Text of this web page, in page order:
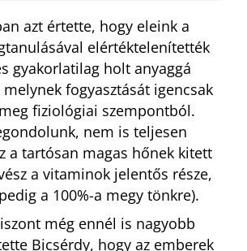
azt értette, hogy eleink a
elértéktelenítették
gyakorlatilag holt anyaggá
fogyasztását igencsak
fiziológiai szempontból.
nem is teljesen
a tartósan magas hőnek kitett
a vitaminok jelentős része,
a 100%-a megy tönkre).
még ennél is nagyobb
Bicsérdy, hogy az emberek